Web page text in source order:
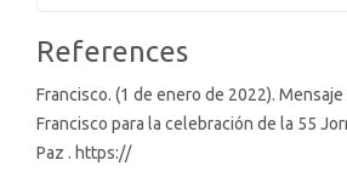
Article
Details
References
Francisco. (1 de enero de 2022).
Francisco para la celebración de la 55
Paz . https://